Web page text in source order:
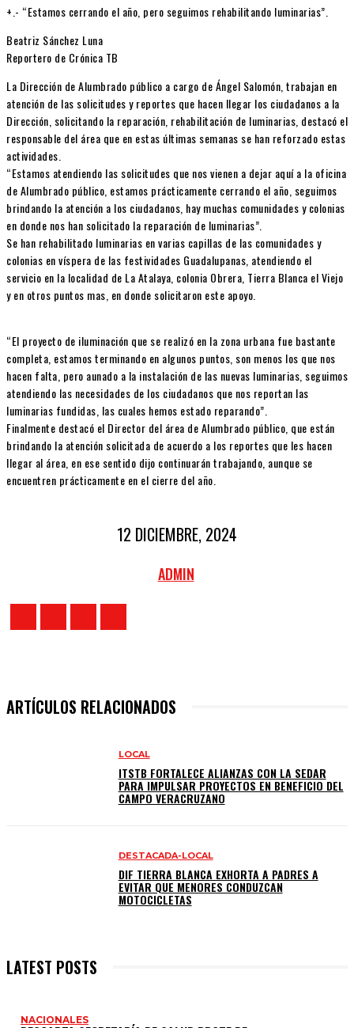
+.- “Estamos cerrando el año, pero seguimos rehabilitando luminarias”.
Beatriz Sánchez Luna
Reportero de Crónica TB
La Dirección de Alumbrado público a cargo de Ángel Salomón, trabajan en
atención de las solicitudes y reportes que hacen llegar los ciudadanos a la
Dirección, solicitando la reparación, rehabilitación de luminarias, destacó el
responsable del área que en estas últimas semanas se han reforzado estas
actividades.
“Estamos atendiendo las solicitudes que nos vienen a dejar aquí a la oficina
de Alumbrado público, estamos prácticamente cerrando el año, seguimos
brindando la atención a los ciudadanos, hay muchas comunidades y colonias
en donde nos han solicitado la reparación de luminarias”.
Se han rehabilitado luminarias en varias capillas de las comunidades y
colonias en víspera de las festividades Guadalupanas, atendiendo el
servicio en la localidad de La Atalaya, colonia Obrera, Tierra Blanca el Viejo
y en otros puntos mas, en donde solicitaron este apoyo.
“El proyecto de iluminación que se realizó en la zona urbana fue bastante
completa, estamos terminando en algunos puntos, son menos los que nos
hacen falta, pero aunado a la instalación de las nuevas luminarias, seguimos
atendiendo las necesidades de los ciudadanos que nos reportan las
luminarias fundidas, las cuales hemos estado reparando”.
Finalmente destacó el Director del área de Alumbrado público, que están
brindando la atención solicitada de acuerdo a los reportes que les hacen
llegar al área, en ese sentido dijo continuarán trabajando, aunque se
encuentren prácticamente en el cierre del año.
12 DICIEMBRE, 2024
ADMIN
ARTÍCULOS RELACIONADOS
LOCAL
ITSTB FORTALECE ALIANZAS CON LA SEDAR
PARA IMPULSAR PROYECTOS EN BENEFICIO DEL
CAMPO VERACRUZANO
DESTACADA-LOCAL
DIF TIERRA BLANCA EXHORTA A PADRES A
EVITAR QUE MENORES CONDUZCAN
MOTOCICLETAS
LATEST POSTS
NACIONALES